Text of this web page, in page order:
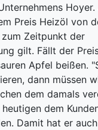
Preis Heizöl von
Zeitpunkt der
gilt. Fällt der
Apfel beißen.
dann müssen
dem damals
dem
Damit hat er